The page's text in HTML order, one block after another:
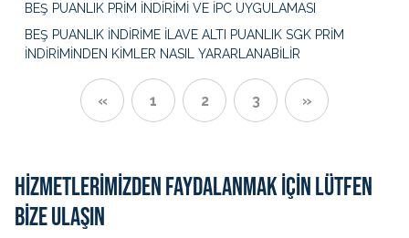
BEŞ PUANLIK PRİM İNDİRİMİ VE İPC UYGULAMASI
BEŞ PUANLIK İNDİRİME İLAVE ALTI PUANLIK SGK PRİM
İNDİRİMİNDEN KİMLER NASIL YARARLANABİLİR
« 1 2 3 »
HİZMETLERİMİZDEN FAYDALANMAK İÇİN LÜTFEN
BİZE ULAŞIN